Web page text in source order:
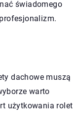
świadomego
dachowe muszą
warto
użytkowania rolet